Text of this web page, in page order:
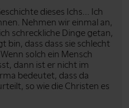
dieses Ichs... Ich
Nehmen wir einmal an,
schreckliche Dinge getan,
bin, dass dass sie schlecht
solch ein Mensch
dann ist er nicht im
bedeutet, dass da
so wie die Christen es